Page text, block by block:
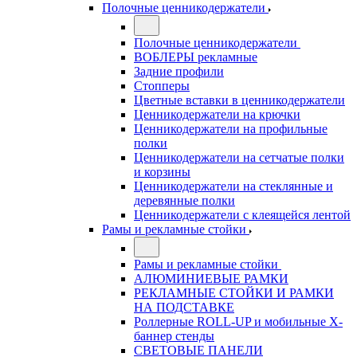
Полочные ценникодержатели
Полочные ценникодержатели
ВОБЛЕРЫ рекламные
Задние профили
Стопперы
Цветные вставки в ценникодержатели
Ценникодержатели на крючки
Ценникодержатели на профильные
полки
Ценникодержатели на сетчатые полки
и корзины
Ценникодержатели на стеклянные и
деревянные полки
Ценникодержатели с клеящейся лентой
Рамы и рекламные стойки
Рамы и рекламные стойки
АЛЮМИНИЕВЫЕ РАМКИ
РЕКЛАМНЫЕ СТОЙКИ И РАМКИ
НА ПОДСТАВКЕ
Роллерные ROLL-UP и мобильные X-
баннер стенды
СВЕТОВЫЕ ПАНЕЛИ